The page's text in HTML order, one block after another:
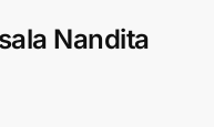
Nandita